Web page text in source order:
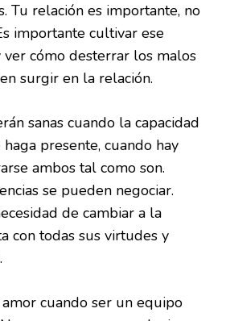
Tu relación es importante, no
importante cultivar ese
cómo desterrar los malos
surgir en la relación.
sanas cuando la capacidad
presente, cuando hay
ambos tal como son.
se pueden negociar.
de cambiar a la
con todas sus virtudes y
cuando ser un equipo